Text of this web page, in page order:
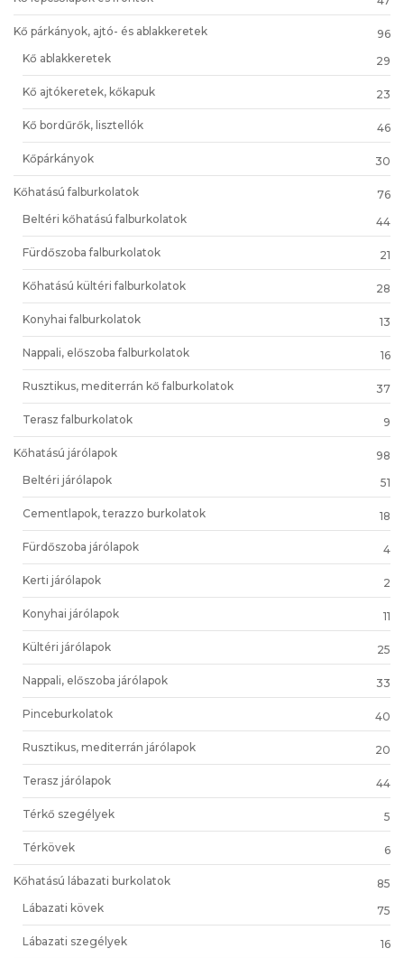
Kő párkányok, ajtó- és ablakkeretek
96
Kő ablakkeretek
29
Kő ajtókeretek, kőkapuk 23
Kő bordűrők, lisztellók 46
Kőpárkányok 30
Kőhatású falburkolatok
76
Beltéri kőhatású falburkolatok
44
Fürdőszoba falburkolatok 21
Kőhatású kültéri falburkolatok 28
Konyhai falburkolatok 13
Nappali, előszoba falburkolatok 16
Rusztikus, mediterrán kő falburkolatok 37
Terasz falburkolatok 9
Kőhatású járólapok
98
Beltéri járólapok
51
Cementlapok, terazzo burkolatok 18
Fürdőszoba járólapok 4
Kerti járólapok 2
Konyhai járólapok 11
Kültéri járólapok 25
Nappali, előszoba járólapok 33
Pinceburkolatok 40
Rusztikus, mediterrán járólapok 20
Terasz járólapok 44
Térkő szegélyek 5
Térkövek 6
Kőhatású lábazati burkolatok
85
Lábazati kövek
75
Lábazati szegélyek 16